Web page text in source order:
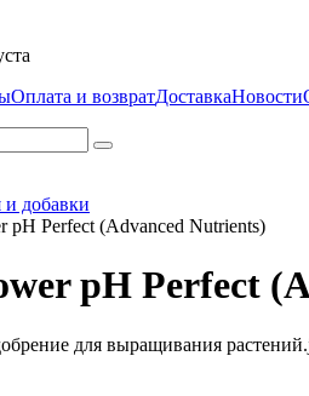
Оплата и возвратДоставкаНовости
и добавки
pH Perfect (Advanced Nutrients)
pH Perfect